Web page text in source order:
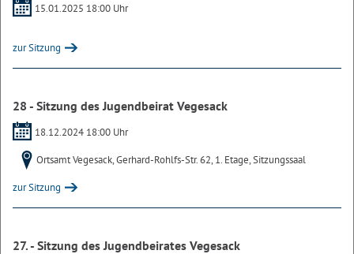
15.01.2025 18:00 Uhr
zur Sitzung
28 - Sitzung des Jugendbeirat Vegesack
18.12.2024 18:00 Uhr
Ortsamt Vegesack, Gerhard-Rohlfs-Str. 62, 1. Etage, Sitzungssaal
zur Sitzung
27. - Sitzung des Jugendbeirates Vegesack